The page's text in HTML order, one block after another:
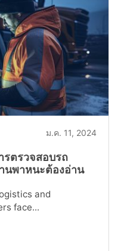
ม.ค. 11, 2024
ตรวจสอบรถ
นพาหนะต้องอ่าน
and
face...